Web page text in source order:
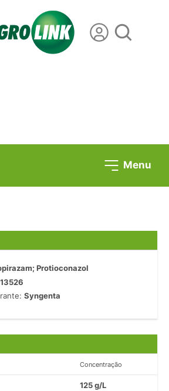
Menu
Protioconazol
13526
Syngenta
Concentração
125 g/L